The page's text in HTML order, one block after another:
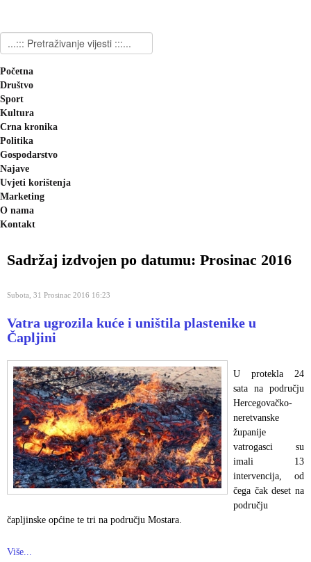
Početna
Društvo
Sport
Kultura
Crna kronika
Politika
Gospodarstvo
Najave
Uvjeti korištenja
Marketing
O nama
Kontakt
Sadržaj izdvojen po datumu: Prosinac 2016
Subota, 31 Prosinac 2016 16:23
Vatra ugrozila kuće i uništila plastenike u
Čapljini
U protekla 24
sata na području
Hercegovačko-
neretvanske
županije
vatrogasci su
imali 13
intervencija, od
čega čak deset na
području
čapljinske općine te tri na području Mostara.
Više...